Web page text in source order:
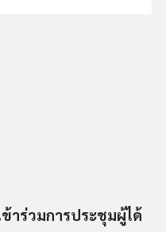
าร่วมการประชุมผู้ได้